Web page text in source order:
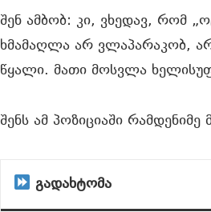
შენ ამბობ: კი, ვხედავ, რომ
ხმამაღლა არ ვლაპარაკობ,
წყალი. მათი მოსვლა
შენს ამ პოზიციაში
გადახტომა